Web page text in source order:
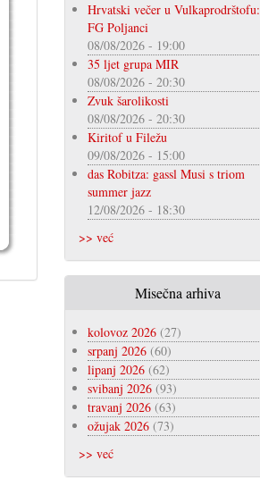
Hrvatski večer u Vulkaprodrštofu:
FG Poljanci
08/08/2026 - 19:00
35 ljet grupa MIR
08/08/2026 - 20:30
Zvuk šarolikosti
08/08/2026 - 20:30
Kiritof u Filežu
09/08/2026 - 15:00
das Robitza: gassl Musi s triom
summer jazz
12/08/2026 - 18:30
>> već
Misečna arhiva
kolovoz 2026(27)
srpanj 2026(60)
lipanj 2026(62)
svibanj 2026(93)
travanj 2026(63)
ožujak 2026(73)
>> već